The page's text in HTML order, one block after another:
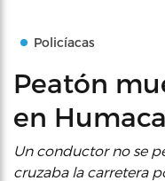
Policíacas
Peatón
en
Un conductor no se
cruzaba la carretera